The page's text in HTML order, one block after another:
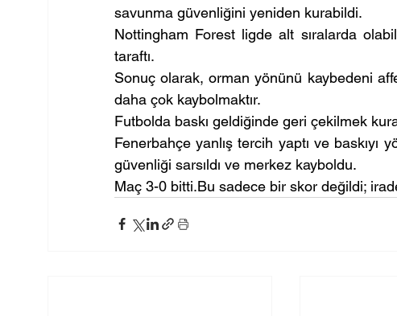
savunma güvenliğini yeniden kurabildi.
Nottingham Forest ligde alt sıralarda
taraftı.
Sonuç olarak, orman yönünü kaybedeni
daha çok kaybolmaktır.
Futbolda baskı geldiğinde geri çekilmek
Fenerbahçe yanlış tercih yaptı ve
güvenliği sarsıldı ve merkez kayboldu.
Maç 3-0 bitti.Bu sadece bir skor değildi;